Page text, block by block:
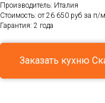
Производитель: Италия
Стоимость: от 26 650 руб за п/м
Гарантия: 2 года
Заказать кухню